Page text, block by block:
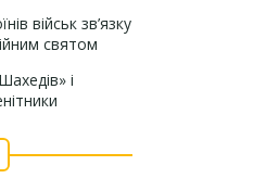
військ зв’язку
святом
і